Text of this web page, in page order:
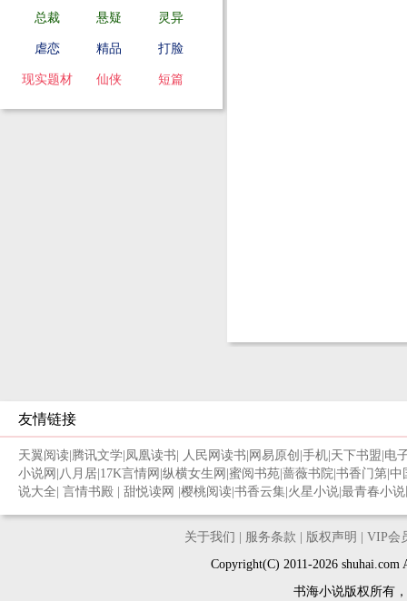
总裁 悬疑 灵异
虐恋 精品 打脸
现实题材 仙侠 短篇
友情链接
天翼阅读 腾讯文学 凤凰读书 人民网读书 网易原创 手机 天下书盟 电
小说网 八月居 17K言情网 纵横女生网 蜜阅书苑 蔷薇书院 书香门第 中
说大全 言情书殿 甜悦读网 樱桃阅读 书香云集 火星小说 最青春小
关于我们 服务条款 版权声明
VIP会
Copyright(C) 2011-2026
书海小说版权所有